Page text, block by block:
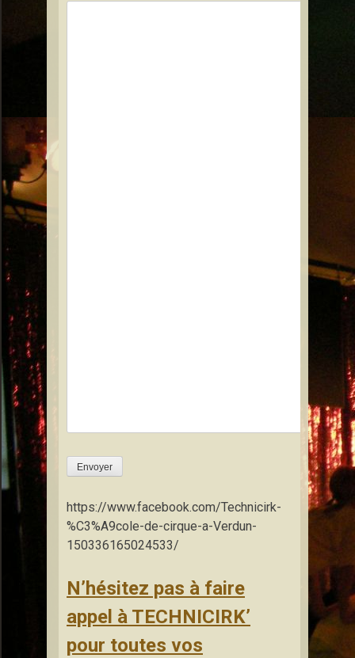
Envoyer
https://www.facebook.com/Technicirk-
%C3%A9cole-de-cirque-a-Verdun-
150336165024533/
N’hésitez pas à faire
appel à TECHNICIRK’
pour toutes vos